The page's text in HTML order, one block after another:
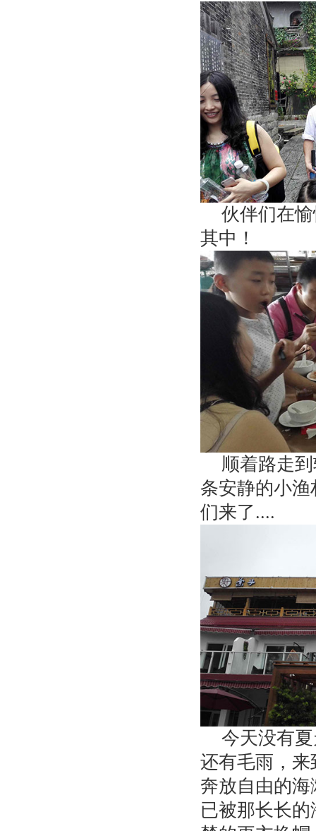
伙伴们在
其中！
顺着路走
条安静的小
们来了....
今天没有
还有毛雨，
奔放自由的
已被那长长